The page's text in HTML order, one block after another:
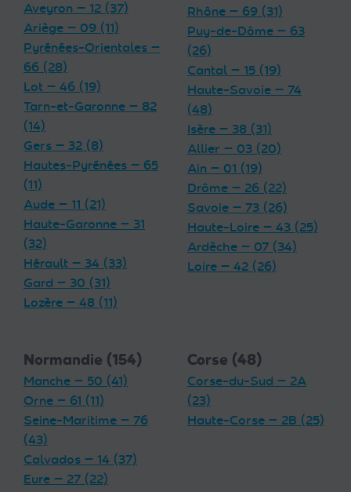
Aveyron — 12 (37)
Ariège — 09 (11)
Pyrénées-Orientales —
66 (28)
Lot — 46 (19)
Tarn-et-Garonne — 82
(14)
Gers — 32 (8)
Hautes-Pyrénées — 65
(11)
Aude — 11 (21)
Haute-Garonne — 31
(32)
Hérault — 34 (33)
Gard — 30 (31)
Lozère — 48 (11)
Rhône — 69 (31)
Puy-de-Dôme — 63
(26)
Cantal — 15 (19)
Haute-Savoie — 74
(48)
Isère — 38 (31)
Allier — 03 (20)
Ain — 01 (19)
Drôme — 26 (22)
Savoie — 73 (26)
Haute-Loire — 43 (25)
Ardèche — 07 (34)
Loire — 42 (26)
Normandie (154)
Manche — 50 (41)
Orne — 61 (11)
Seine-Maritime — 76
(43)
Calvados — 14 (37)
Eure — 27 (22)
Corse (48)
Corse-du-Sud — 2A
(23)
Haute-Corse — 2B (25)